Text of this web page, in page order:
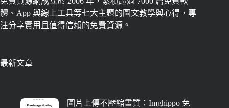
體、App 與線上工具等七大主題的圖文教學與心得，專
注分享實用且值得信賴的免費資源。
最新文章
圖片上傳不壓縮畫質：Imghippo 免